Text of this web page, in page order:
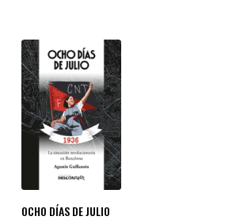
OCHO DÍAS DE JULIO